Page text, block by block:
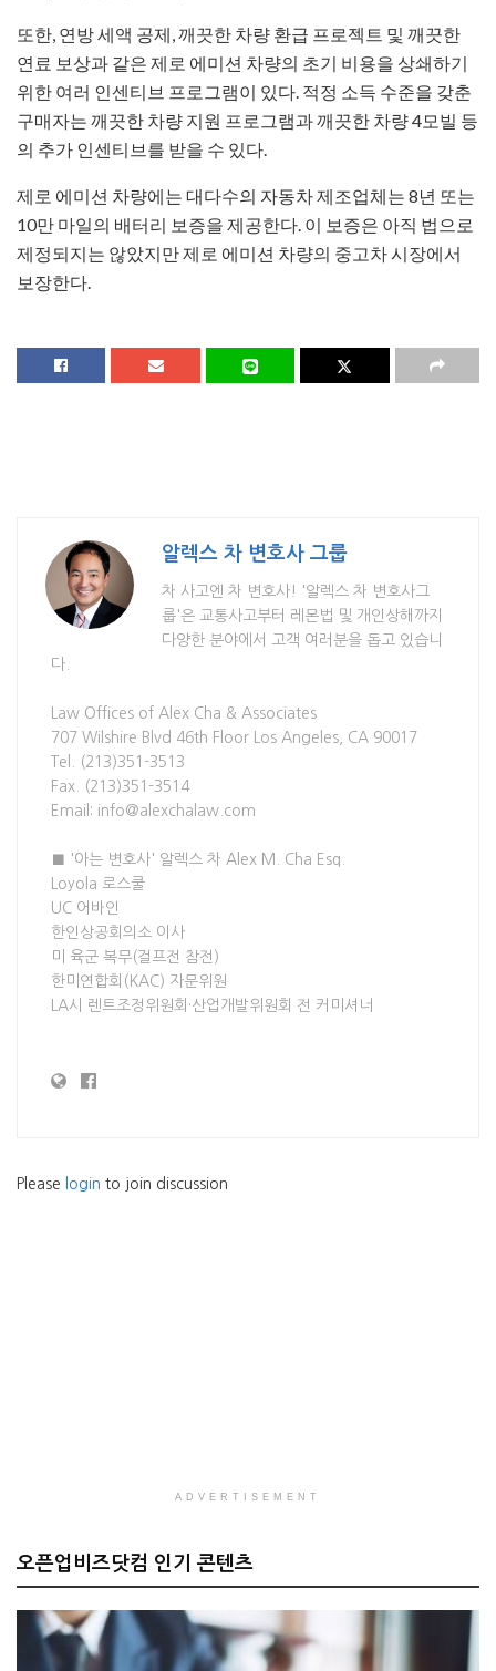
또한, 연방 세액 공제, 깨끗한 차량 환급 프로젝트 및 깨끗한
연료 보상과 같은 제로 에미션 차량의 초기 비용을 상쇄하기
위한 여러 인센티브 프로그램이 있다. 적정 소득 수준을 갖춘
구매자는 깨끗한 차량 지원 프로그램과 깨끗한 차량 4모빌 등
의 추가 인센티브를 받을 수 있다.
제로 에미션 차량에는 대다수의 자동차 제조업체는 8년 또는
10만 마일의 배터리 보증을 제공한다. 이 보증은 아직 법으로
제정되지는 않았지만 제로 에미션 차량의 중고차 시장에서
보장한다.
알렉스 차 변호사 그룹
차 사고엔 차 변호사! '알렉스 차 변호사그
룹'은 교통사고부터 레몬법 및 개인상해까지
다양한 분야에서 고객 여러분을 돕고 있습니
다.
Law Offices of Alex Cha & Associates
707 Wilshire Blvd 46th Floor Los Angeles, CA 90017
Tel. (213)351-3513
Fax. (213)351-3514
Email: info@alexchalaw.com
■ '아는 변호사' 알렉스 차 Alex M. Cha Esq.
Loyola 로스쿨
UC 어바인
한인상공회의소 이사
미 육군 복무(걸프전 참전)
한미연합회(KAC) 자문위원
LA시 렌트조정위원회·산업개발위원회 전 커미셔너
Please login to join discussion
ADVERTISEMENT
오픈업비즈닷컴 인기 콘텐츠